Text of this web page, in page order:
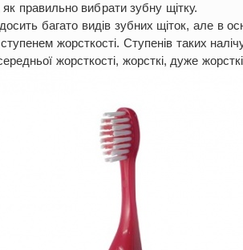
як правильно вибрати зубну щітку.
багато видів зубних щіток, але в
жорсткості. Ступенів таких
жорсткості, жорсткі, дуже